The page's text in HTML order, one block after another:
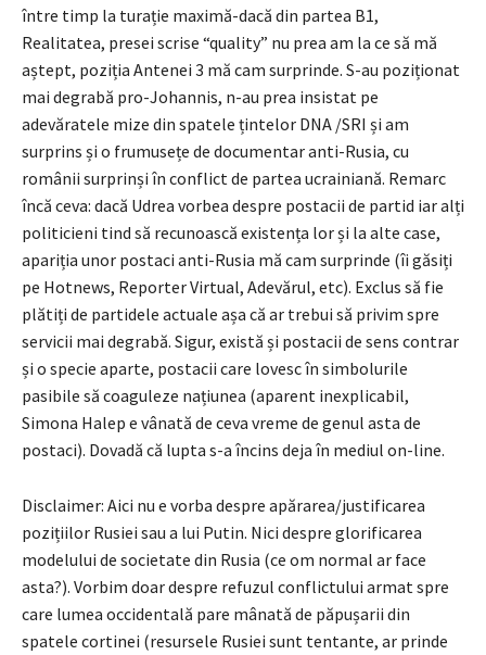
între timp la turație maximă-dacă din partea B1,
Realitatea, presei scrise “quality” nu prea am la ce să mă
aștept, poziția Antenei 3 mă cam surprinde. S-au poziționat
mai degrabă pro-Johannis, n-au prea insistat pe
adevăratele mize din spatele țintelor DNA /SRI și am
surprins și o frumusețe de documentar anti-Rusia, cu
românii surprinși în conflict de partea ucrainiană. Remarc
încă ceva: dacă Udrea vorbea despre postacii de partid iar alți
politicieni tind să recunoască existența lor și la alte case,
apariția unor postaci anti-Rusia mă cam surprinde (îi găsiți
pe Hotnews, Reporter Virtual, Adevărul, etc). Exclus să fie
plătiți de partidele actuale așa că ar trebui să privim spre
servicii mai degrabă. Sigur, există și postacii de sens contrar
și o specie aparte, postacii care lovesc în simbolurile
pasibile să coaguleze națiunea (aparent inexplicabil,
Simona Halep e vânată de ceva vreme de genul asta de
postaci). Dovadă că lupta s-a încins deja în mediul on-line.
Disclaimer: Aici nu e vorba despre apărarea/justificarea
pozițiilor Rusiei sau a lui Putin. Nici despre glorificarea
modelului de societate din Rusia (ce om normal ar face
asta?). Vorbim doar despre refuzul conflictului armat spre
care lumea occidentală pare mânată de păpușarii din
spatele cortinei (resursele Rusiei sunt tentante, ar prinde